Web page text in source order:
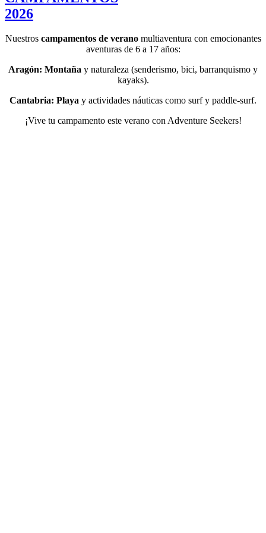
2026
Nuestros campamentos de veranomultiaventura con emocionantes
aventuras de 6 a 17 años:
Aragón: Montaña y naturaleza (senderismo, bici, barranquismo y
kayaks).
Cantabria: Playa y actividades náuticas como surf y paddle-surf.
¡Vive tu campamento este verano con Adventure Seekers!